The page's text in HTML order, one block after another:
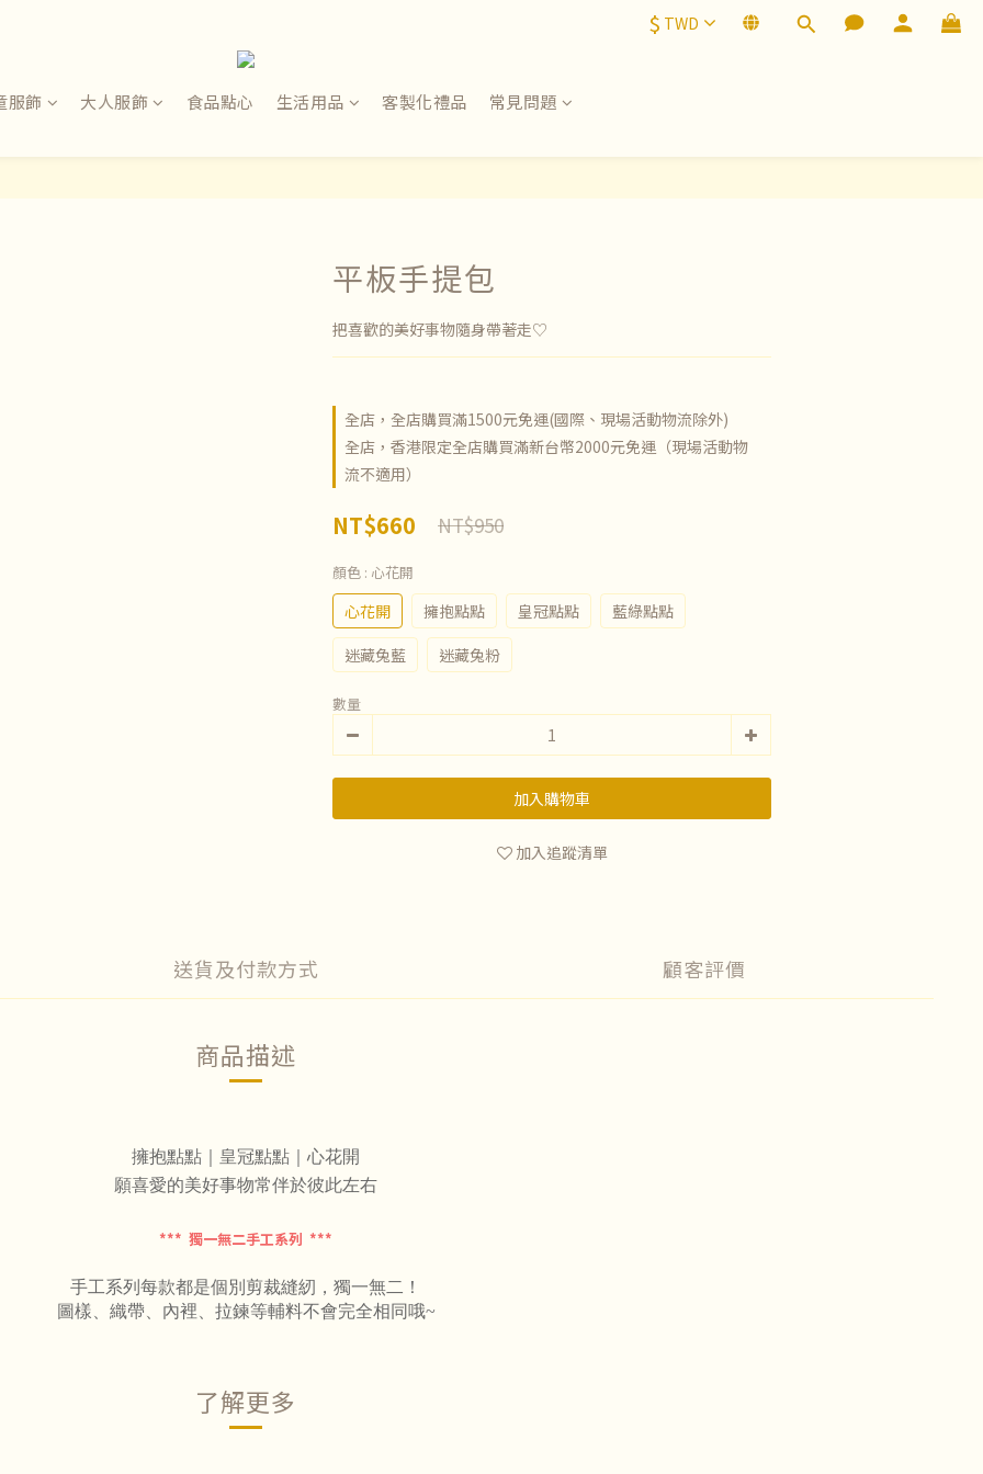
$ TWD
服飾 大人服飾 食品點心 生活用品 客製化禮品 常見問題
平板手提包
把喜歡的美好事物隨身帶著走♡
全店，全店購買滿1500元免運(國際、現場活動物流除外)
全店，香港限定全店購買滿新台幣2000元免運（現場活動物
流不適用）
NT$660 NT$950
顏色 : 心花開
心花開 擁抱點點 皇冠點點
藍綠點點
迷藏兔藍
迷藏兔粉
數量
加入購物車
加入追蹤清單
送貨及付款方式 顧客評價
商品描述
擁抱點點 皇冠點點 ｜心花開
願喜愛的美好事物常伴於彼此左右
*** 獨一無二手工系列 ***
手工系列每款都是個別剪裁縫紉，獨一無二！
圖樣、織帶、內裡、拉鍊等輔料不會完全相同哦~
了解更多